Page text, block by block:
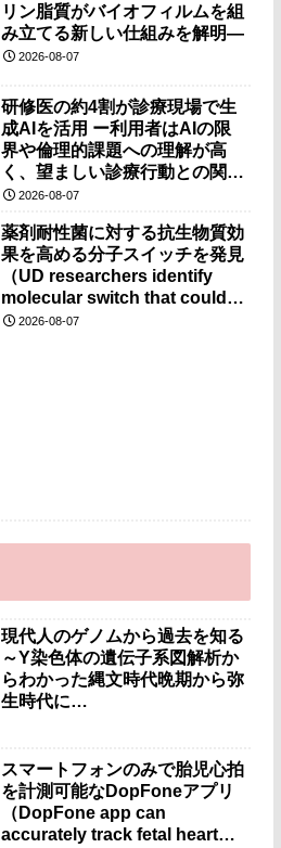
リン脂質がバイオフィルムを組
み立てる新しい仕組みを解明―
2026-08-07
研修医の約4割が診療現場で生
成AIを活用 ー利用者はAIの限
界や倫理的課題への理解が高
く、望ましい診療行動との関連
も確認ー
2026-08-07
薬剤耐性菌に対する抗生物質効
果を高める分子スイッチを発見
（UD researchers identify
molecular switch that could
make antibiotics more
2026-08-07
現代人のゲノムから過去を知る
～Y染色体の遺伝子系図解析か
らわかった縄文時代晩期から弥
生時代に…
スマートフォンのみで胎児心拍
を計測可能なDopFoneアプリ
（DopFone app can
accurately track fetal heart